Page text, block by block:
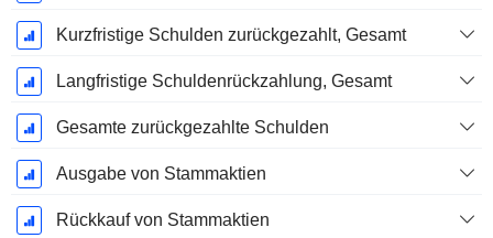
Kurzfristige Schulden zurückgezahlt, Gesamt
Langfristige Schuldenrückzahlung, Gesamt
Gesamte zurückgezahlte Schulden
Ausgabe von Stammaktien
Rückkauf von Stammaktien